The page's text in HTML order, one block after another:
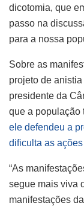
dicotomia, que
passo na
para a nossa
Sobre as
projeto de
presidente da
que a população
ele defendeu a
dificulta as
“As
segue mais viva
manifestações